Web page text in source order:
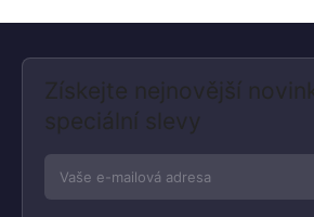
Získejte nejnovější
speciální slevy